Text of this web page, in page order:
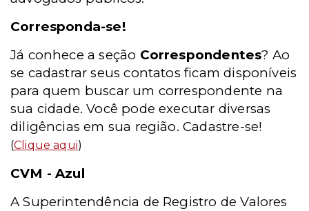
Corresponda-se!
Já conhece a seção Correspondentes? Ao
se cadastrar seus contatos ficam disponíveis
para quem buscar um correspondente na
sua cidade. Você pode executar diversas
diligências em sua região. Cadastre-se!
(Clique aqui)
CVM - Azul
A Superintendência de Registro de Valores